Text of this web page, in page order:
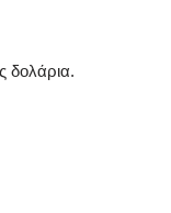
δολάρια.